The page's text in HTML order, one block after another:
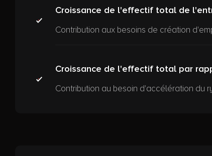
Croissance de l'effectif total de
Contribution aux besoins de création
Croissance de l'effectif total par
Contribution au besoin d'accélération du